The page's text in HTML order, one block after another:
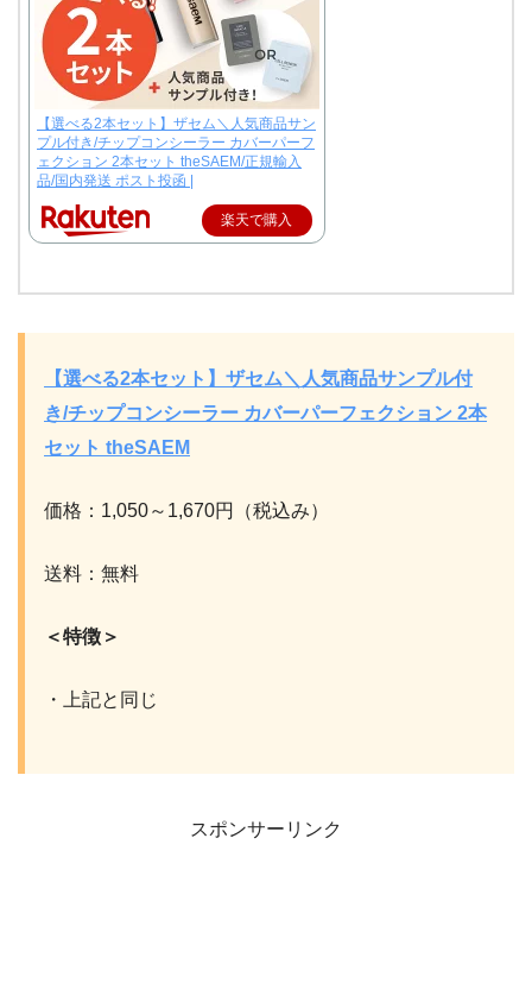
【選べる2本セット】ザセム＼人気商品サン
プル付き/チップコンシーラー カバーパーフ
ェクション 2本セット theSAEM/正規輸入
品/国内発送 ポスト投函 |
楽天で購入
【選べる2本セット】ザセム＼人気商品サンプル付
き/チップコンシーラー カバーパーフェクション 2本
セット theSAEM
価格：1,050～1,670円（税込み）
送料：無料
＜特徴＞
・上記と同じ
スポンサーリンク